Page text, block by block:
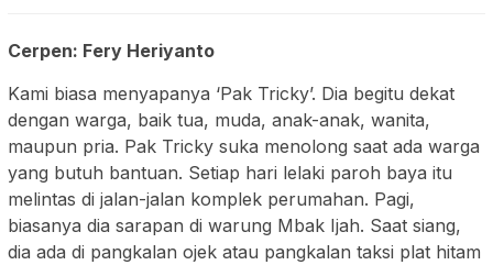
Cerpen: Fery Heriyanto
Kami biasa menyapanya ‘Pak Tricky’. Dia begitu dekat
dengan warga, baik tua, muda, anak-anak, wanita,
maupun pria. Pak Tricky suka menolong saat ada warga
yang butuh bantuan. Setiap hari lelaki paroh baya itu
melintas di jalan-jalan komplek perumahan. Pagi,
biasanya dia sarapan di warung Mbak Ijah. Saat siang,
dia ada di pangkalan ojek atau pangkalan taksi plat hitam